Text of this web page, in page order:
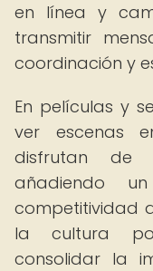
en línea y
transmitir
coordinación y
En películas y
ver escenas
disfrutan de
añadiendo
competitividad
la cultura
consolidar la